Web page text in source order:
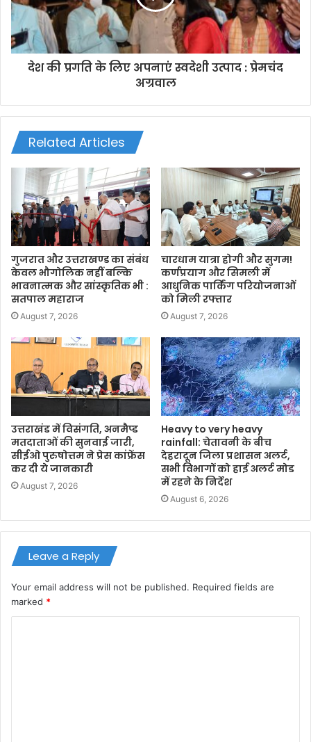
देश की प्रगति के लिए अपनाएं स्वदेशी उत्पाद : प्रेमचंद
अग्रवाल
Related Articles
गुजरात और उत्तराखण्ड का संबंध
केवल भौगोलिक नहीं बल्कि
भावनात्मक और सांस्कृतिक भी :
सतपाल महाराज
August 7, 2026
चारधाम यात्रा होगी और सुगम!
कर्णप्रयाग और सिमली में
आधुनिक पार्किंग परियोजनाओं
को मिली रफ्तार
August 7, 2026
उत्तराखंड में विसंगति, अनमैप्ड
मतदाताओं की सुनवाई जारी,
सीईओ पुरुषोत्तम ने प्रेस कांफ्रेंस
कर दी ये जानकारी
August 7, 2026
Heavy to very heavy
rainfall: चेतावनी के बीच
देहरादून जिला प्रशासन अलर्ट,
सभी विभागों को हाई अलर्ट मोड
में रहने के निर्देश
August 6, 2026
Leave a Reply
Your email address will not be published. Required fields are
marked *